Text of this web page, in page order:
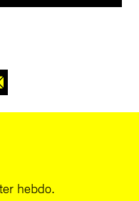
hebdo.